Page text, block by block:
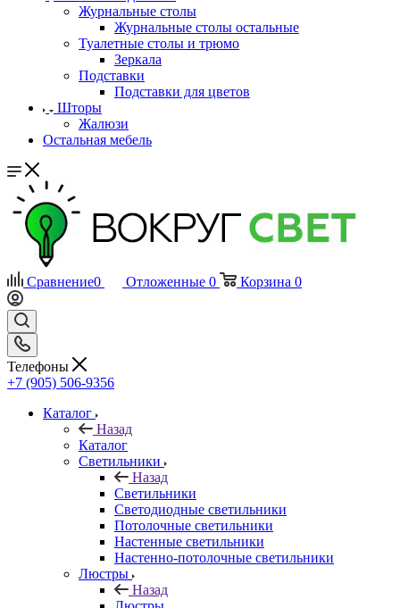
Журнальные столы
Журнальные столы остальные
Туалетные столы и трюмо
Зеркала
Подставки
Подставки для цветов
Шторы
Жалюзи
Остальная мебель
Сравнение0 Отложенные 0 Корзина 0
Телефоны
+7 (905) 506-9356
Каталог
Назад
Каталог
Светильники
Назад
Светильники
Светодиодные светильники
Потолочные светильники
Настенные светильники
Настенно-потолочные светильники
Люстры
Назад